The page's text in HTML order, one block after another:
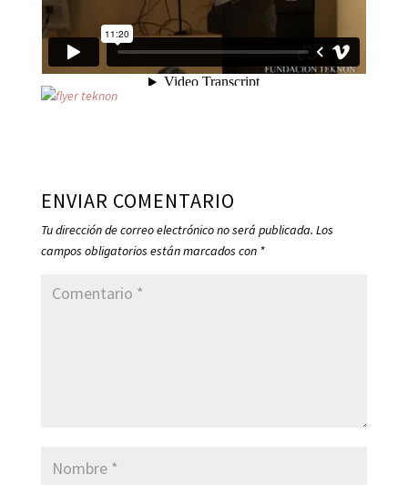
ENVIAR COMENTARIO
Tu dirección de correo electrónico no será publicada. Los
campos obligatorios están marcados con *